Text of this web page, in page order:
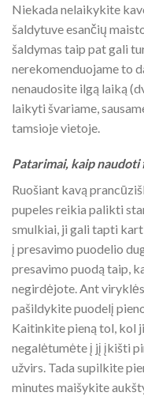
Niekada nelaikykite
šaldytuve esančių
šaldymas taip pat gali
nerekomenduojame to
nenaudosite ilgą laiką
laikyti švariame,
tamsioje vietoje.
Patarimai, kaip
Ruošiant kavą
pupeles reikia palikti
smulkiai, ji gali tapti
į presavimo puodelio
presavimo puodą taip,
negirdėjote. Ant
pašildykite puodelį
Kaitinkite pieną tol, kol
negalėtumėte į jį įkišti
užvirs. Tada supilkite
minutes maišykite